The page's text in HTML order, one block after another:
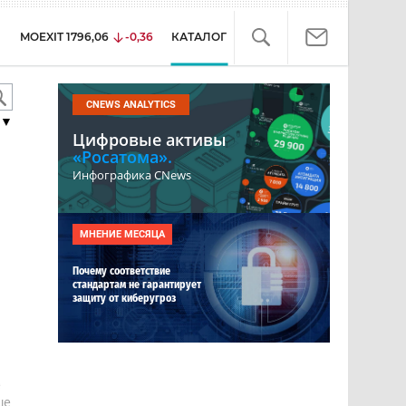
MOEXIT 1796,06 -0,36 КАТАЛОГ
▼
CNEWS ANALYTICS
Цифровые активы
«Росатома».
Инфографика CNews
МНЕНИЕ МЕСЯЦА
Почему соответствие
стандартам не гарантирует
защиту от киберугроз